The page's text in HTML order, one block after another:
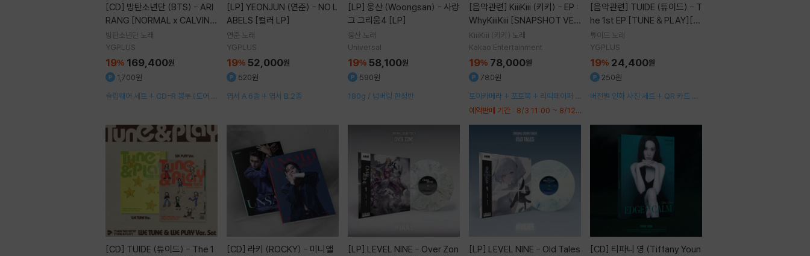
[CD]
RANG [NORMAL x CALVIN K
LEIN SLEEPWEAR]
방탄소년단 노래
YGPLUS
19% 169,400원
1,700원
슬립웨어 세트 + CD-R 봉투 (도어 행
[LP]
ABELS [컬러 LP]
연준 노래
YGPLUS
19% 52,000원
520원
엽서 A 6종 + 엽서 B 2종
[LP]
그 그리움4 [LP]
웅산 노래
Universal
19% 58,100원
590원
180g / 넘버링 한정반
[음악관련]
WhyKiiiKiii [SNAPSHOT VE
R.]
KiiiKiii (키키) 노래
Kakao Entertainment
예약판매 기간 : 8/3 11:00 ~ 8/12
19% 78,000원
780원
토이카메라 + 포토북 + 리릭페이퍼 +
포토카드 세트 + 미니 접지포스터 +
[음악관련]
he 1st EP [TUNE & PLAY][W
everse Albums ver.][2종 SE
T]
튜이드 노래
YGPLUS
19% 24,400원
250원
버전별 인화 사진 세트 + QR 카드 +
[CD] [CD] [LP] [LP] [CD]